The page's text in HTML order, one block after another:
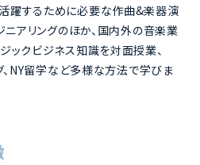
躍するために必要な作曲&楽器演
ニアリングのほか、国内外の音楽業
ックビジネス知識を対面授業、
、NY留学など多様な方法で学びま